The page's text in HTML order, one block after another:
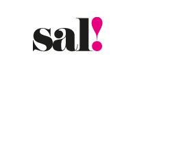
contenido